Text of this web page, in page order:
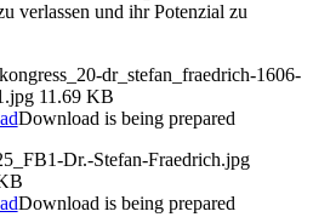
verlassen und ihr Potenzial zu
dr_stefan_fraedrich-1606-
11.69 KB
Download is being prepared
Dr.-Stefan-Fraedrich.jpg
Download is being prepared